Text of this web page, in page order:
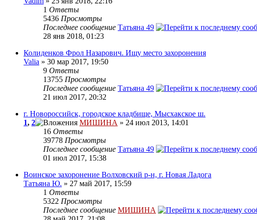
1 Ответы
5436 Просмотры
Последнее сообщение Татьяна 49
28 янв 2018, 01:23
Колиденков Фрол Назарович. Ищу место захоронения
Valia » 30 мар 2017, 19:50
9 Ответы
13755 Просмотры
Последнее сообщение Татьяна 49
21 июл 2017, 20:32
г. Новороссийск, городское кладбище, Мысхакское ш.
1, 2 МИШИНА » 24 июл 2013, 14:01
16 Ответы
39778 Просмотры
Последнее сообщение Татьяна 49
01 июл 2017, 15:38
Воинское захоронение Волховский р-н, г. Новая Ладога
Татьяна Ю. » 27 май 2017, 15:59
1 Ответы
5322 Просмотры
Последнее сообщение МИШИНА